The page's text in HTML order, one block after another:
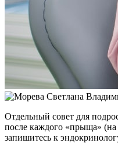
Отдельный совет для
после каждого «прыща»
запишитесь к